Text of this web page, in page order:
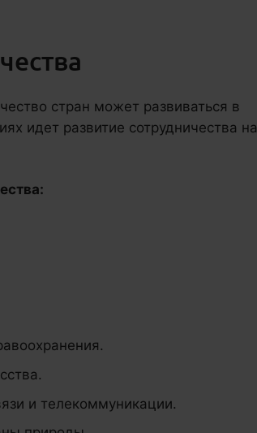
стран может развиваться в
идет развитие сотрудничества на
и телекоммуникации.